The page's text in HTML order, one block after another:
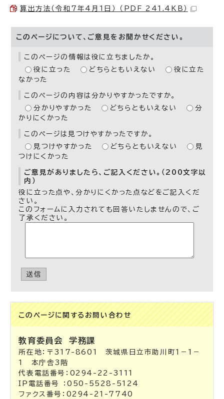
算出方法（令和7年4月1日） （PDF 241.4KB）
このページについて、ご意見をお聞かせください。
このページの情報は役に立ちましたか。
役に立った
どちらともいえない
役に立た
なかった
このページの内容は分かりやすかったですか。
分かりやすかった
どちらともいえない
分
かりにくかった
このページは見つけやすかったですか。
見つけやすかった
どちらともいえない
見
つけにくかった
ご意見がありましたら、ご記入ください。（200文字以
内）
役に立った点や、分かりにくかった点などをご記入くだ
さい。
このフォームに入力されても回答いたしませんので、ご
了承ください。
送信
このページに関する お問い合わせ
教育委員会学務課
所在地：〒317-8601 茨城県日立市助川町1－1－
1 本庁舎3階
代表電話番号：0294-22-3111
IP電話番号 ：050-5528-5124
ファクス番号：0294-21-7740